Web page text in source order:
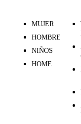
MUJER
HOMBRE
NIÑOS
HOME